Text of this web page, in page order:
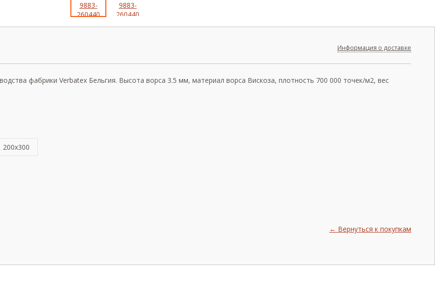
Информация о доставке
фабрики Verbatex Бельгия. Высота ворса 3.5 мм, материал ворса Вискоза, плотность 700 000 точек/м2, вес
200x300
← Вернуться к покупкам